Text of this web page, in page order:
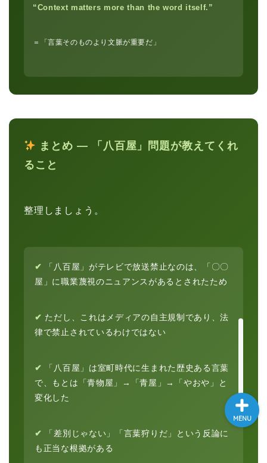
“Context matters more than the word itself.”
＝「言葉そのものより文脈が重要だ」
まとめ ― 「八百屋」問題が教えてくれ
ること
整理しましょう。
✔
「八百屋」がテレビで放送禁止なのは、「〇〇
屋」に職業蔑視のニュアンスがあるとされたため
✔ ただし、これはメディアの自主規制であり、法
律で禁止されているわけではない
✔
「八百屋」は室町時代に生まれた歴史ある言葉
で、もとは「青物屋」→「青屋」→「やおや」と
変化した
✔
「差別じゃない」「言葉狩りだ」という反論に
も正当な根拠がある
MENU
英語名言・格言・カッコい
い英語＆素敵な英文フレー
ズ集